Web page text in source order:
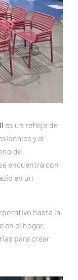
es un reflejo de
y al
de
encuentra con
en un
hasta la
en el hogar,
para crear